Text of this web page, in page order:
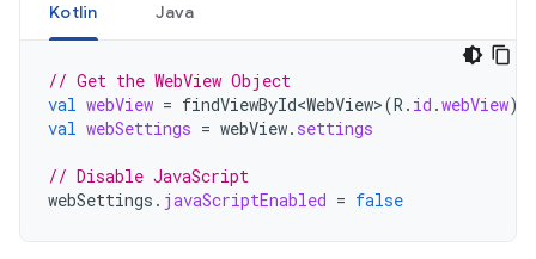
Kotlin Java
// Get the WebView Object
val webView = findViewById<WebView>(R . id .webView)
val webSettings = webView. settings
// Disable JavaScript
webSettings . javaScriptEnabled = false